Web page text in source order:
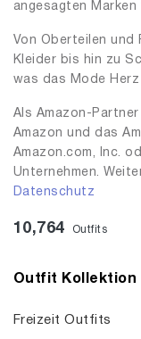
angesagten Marken
Von Oberteilen und
Kleider bis hin zu
was das Mode
Als Amazon-
Amazon und das
Amazon.com, Inc.
Unternehmen.
Datenschutz
10,764 Outfits
Outfit Kollektion
Freizeit Outfits